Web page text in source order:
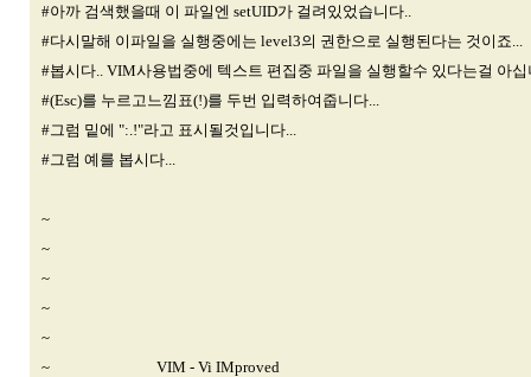
#아까 검색했을때 이 파일엔 setUID가 걸려있었습니다..
#다시말해 이파일을 실행중에는 level3의 권한으로 실행된다는 것이죠...
#봅시다.. VIM사용법중에 텍스트 편집중 파일을 실행할수 있다는걸 아십
#(Esc)를 누르고느낌표(!)를 두번 입력하여줍니다...
#그럼 밑에 ":.!"라고 표시될것입니다...
#그럼 예를 봅시다...
~
~
~
~
~
~ VIM - Vi IMproved